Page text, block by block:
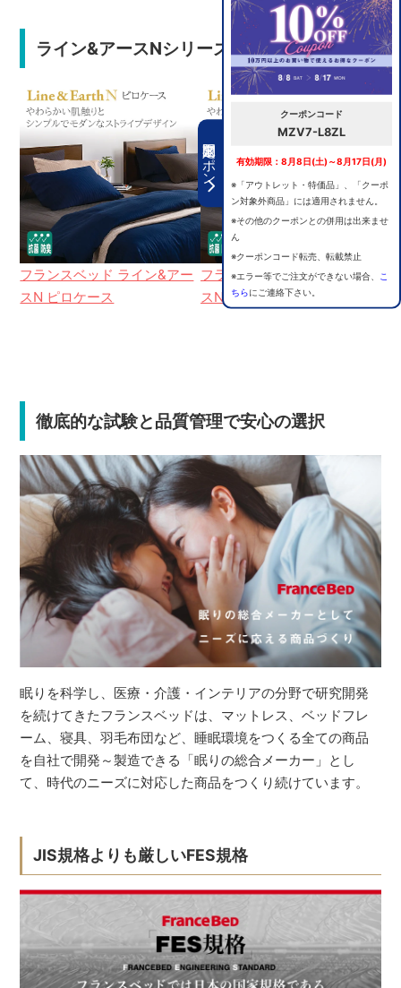
期間限定クーポン
クーポンコード
MZV7-L8ZL
有効期限：8月8日(土)～8月17日(月)
※「アウトレット・特価品」、「クーポ
ン対象外商品」には適用されません。
※その他のクーポンとの併用は出来ませ
ん
※クーポンコード転売、転載禁止
※エラー等でご注文ができない場合、
こ
ちらにご連絡下さい。
ライン&アースNシリーズはこちら
フランスベッド ライン&アー
スN ピロケース
フランスベッド ライン&アー
スN マットレスカバー
フ
徹底的な試験と品質管理で安心の選択
眠りを科学し、医療・介護・インテリアの分野で研究開発
を続けてきたフランスベッドは、マットレス、ベッドフレ
ーム、寝具、羽毛布団など、睡眠環境をつくる全ての商品
を自社で開発～製造できる「眠りの総合メーカー」とし
て、時代のニーズに対応した商品をつくり続けています。
JIS規格よりも厳しいFES規格